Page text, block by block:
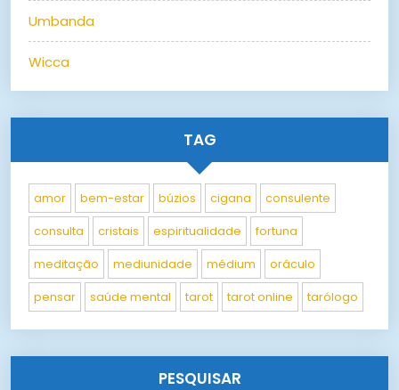
Umbanda
Wicca
TAG
amor bem-estar búzios cigana consulente
consulta cristais espiritualidade fortuna
meditação mediunidade médium oráculo
pensar saúde mental tarot tarot online tarólogo
PESQUISAR